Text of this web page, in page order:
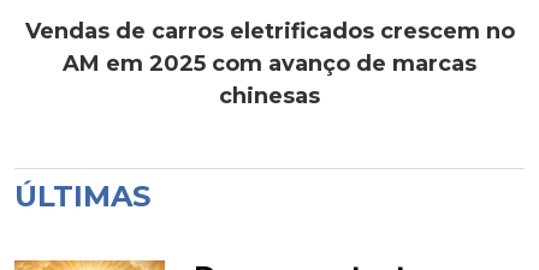
Vendas de carros eletrificados crescem no
AM em 2025 com avanço de marcas
chinesas
ÚLTIMAS